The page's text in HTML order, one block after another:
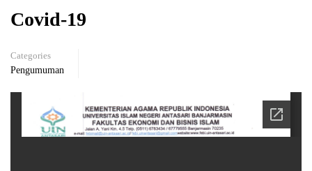
Covid-19
Categories
Pengumuman